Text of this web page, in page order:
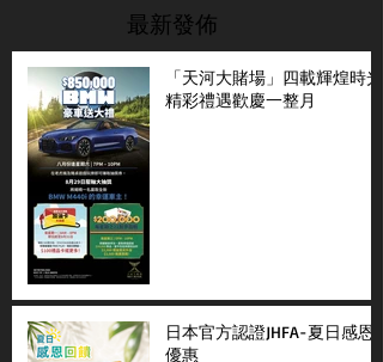
最新發佈
「天河大賭場」四載輝煌時光
精彩禮遇歡慶一整月
日本官方認證JHFA-夏日感恩
優惠